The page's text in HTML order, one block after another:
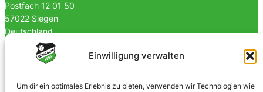
Einwilligung verwalten
Um dir ein optimales Erlebnis zu bieten, verwenden wir Technologien wie
Postfach 12 01 50
57022 Siegen
Deutschland
0170 4903023